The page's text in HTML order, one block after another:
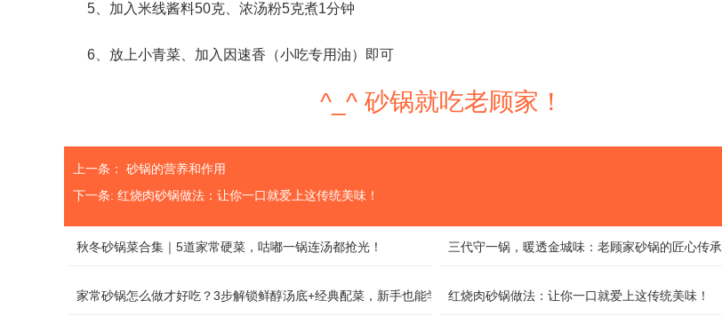
5、加入米线酱料50克、浓汤粉5克煮1分钟
6、放上小青菜、加入因速香（小吃专用油）即可
^_^ 砂锅就吃老顾家！
上一条： 砂锅的营养和作用
下一条: 红烧肉砂锅做法：让你一口就爱上这传统美味！
秋冬砂锅菜合集｜5道家常硬菜，咕嘟一锅连汤都抢光！ 三代守一锅，暖透金城味：老顾家砂锅的匠心传承
家常砂锅怎么做才好吃？3步解锁鲜醇汤底+经典配菜，新手也能学会红烧肉砂锅做法：让你一口就爱上这传统美味！